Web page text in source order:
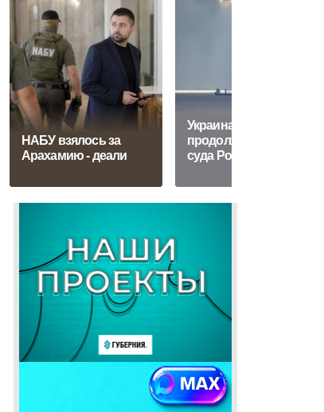
НАБУ взялось за
Арахамию - деали
Украина собирается
продолжить атаки на
суда России